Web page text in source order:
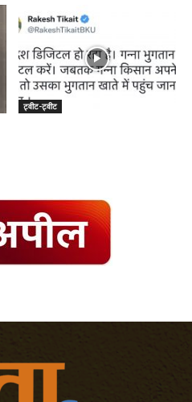
ट्वीट-ट्वीट